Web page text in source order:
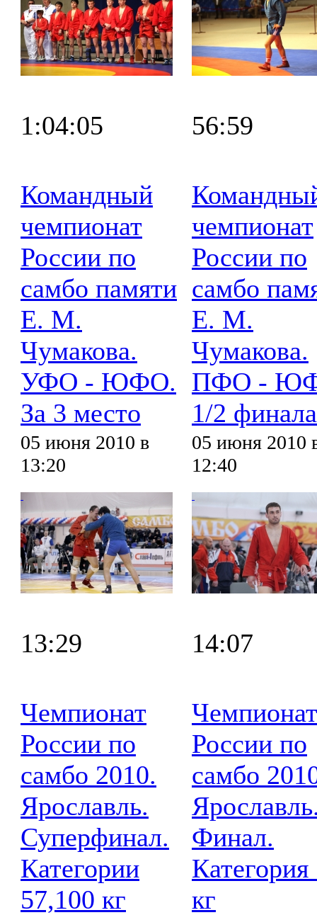
1:04:05
Командный
чемпионат
России по
самбо памяти
Е. М.
Чумакова.
УФО - ЮФО.
За 3 место
05 июня 2010 в
13:20
56:59
чемпионат
России по
самбо
Е. М.
Чумакова.
ПФО -
1/2 финала
05 июня 2010
12:40
13:29
Чемпионат
России по
самбо 2010.
Ярославль.
Суперфинал.
Категории
57,100 кг
14:07
Чемпионат
России по
самбо
Финал.
Категория
кг